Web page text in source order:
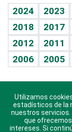
Vida y familia
Eñe
Celebrando la vida
Sin complejos
En pocas palabras
Escuchando al
Economía
TBT Deportivo
Guía del dinero
Horóscopos
Crucigramas
2024 2023
2018
2017
2012
2011
2006
2005
Descarga
Utilizamos
estadísticos de la
nuestros
que
intereses. Si